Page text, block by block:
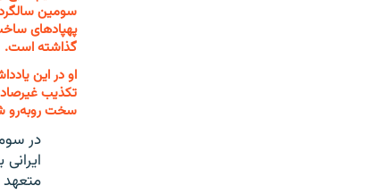
سومین سالگرد
پهپادهای
گذاشته است.
تکذیب
سخت روبه‌رو